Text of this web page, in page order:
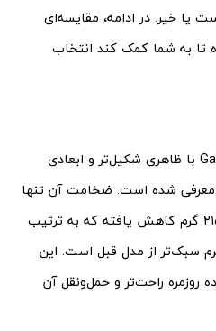
یا خیر. در ادامه، مقایسه‌ای
تا به شما کمک کند انتخاب
در بخش طراحی، Galaxy Z Fold 7 با ظاهری شکیل‌تر و ابعادی
جمع‌وجورتر نسبت به Z Fold 6 معرفی شده است. ضخامت آن تنها
۸.۹ میلی‌متر بوده و وزنش به ۲۱۵ گرم کاهش یافته که به ترتیب
۲۶ درصد باریک‌تر و ۲۴ گرم سبک‌تر از مدل قبل است. این
راحت‌تر و حمل‌ونقل آن